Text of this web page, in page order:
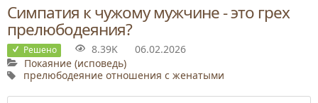
Симпатия к чужому мужчине - это грех
прелюбодеяния?
Решено 8.39K
06.02.2026
Покаяние (исповедь)
прелюбодеяние отношения с женатыми